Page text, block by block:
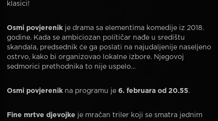
klasici!
Osmi povjerenik je drama sa elementima komedije iz 2018.
godine. Kada se ambiciozan političar nađe u središtu
skandala, predsednik će ga poslati na najudaljenije naseljeno
ostrvo, kako bi organizovao lokalne izbore. Njegovoj
sedmorici prethodnika to nije uspelo…
Osmi povjerenik na programu je 6. februara od 20.55.
Fine mrtve djevojke je mračan triler koji se smatra jednim